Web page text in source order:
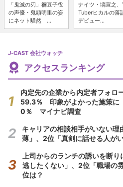
「鬼滅の刃」禰豆子役
の声優・鬼頭明里の姿
にネット騒然 ...
ナイツ・塙宣之、
Tuberヒカルの落
デビュー...
J-CAST 会社ウォッチ
アクセスランキング
内定先の企業から内定者フォロ
59.3％ 印象がよかった施策に
0％ マイナビ調査
キャリアの相談相手がいない
薄」、2位「真剣に話せる人が
上司からのランチの誘いを断
逃したくない」、2位「職場の
位は？